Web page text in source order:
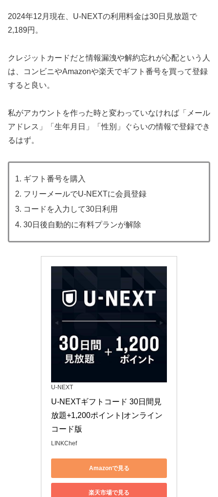
2024年12月現在、U-NEXTの利用料金は30日見放題で
2,189円。
クレジットカードだと情報漏洩や解約忘れが心配という人
は、コンビニやAmazonや楽天でギフト番号を買って登録
すると良い。
私がアカウントを作った時と変わっていなければ「メール
アドレス」「生年月日」「性別」ぐらいの情報で登録でき
るはず。
ギフト番号を購入
フリーメールでU-NEXTに会員登録
コードを入力して30日利用
30日後自動的に有料プランが解除
U-NEXT
U-NEXTギフトコード 30日間見
放題+1,200ポイント|オンライン
コード版
LINKChef
Amazonで見る
楽天市場で見る